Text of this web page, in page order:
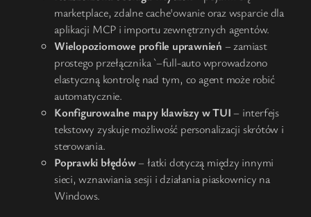
marketplace, zdalne cache'owanie oraz wsparcie dla
aplikacji MCP i importu zewnętrznych agentów.
Wielopoziomowe profile uprawnień – zamiast
prostego przełącznika `–full-auto wprowadzono
elastyczną kontrolę nad tym, co agent może robić
automatycznie.
Konfigurowalne mapy klawiszy w TUI– interfejs
tekstowy zyskuje możliwość personalizacji skrótów i
sterowania.
Poprawki błędów– łatki dotyczą między innymi
sieci, wznawiania sesji i działania piaskownicy na
Windows.